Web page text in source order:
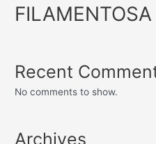
FILAMENTOSA
Recent
No comments to show.
Archives